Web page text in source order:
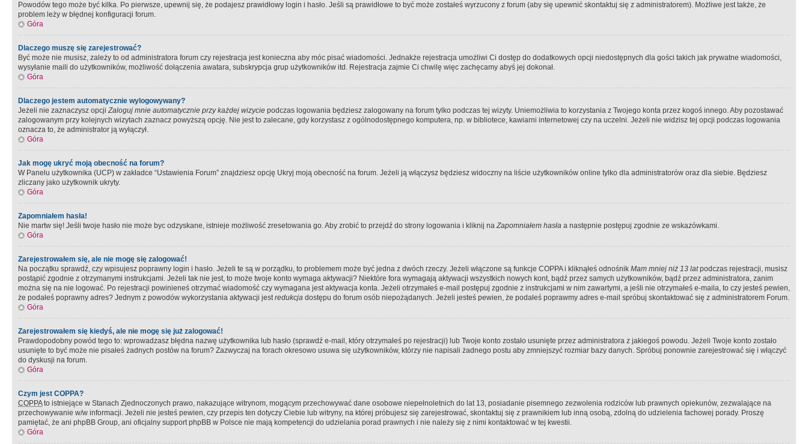
Powodów tego może być kilka. Po pierwsze, upewnij się, że podajesz prawidłowy login i hasło. Jeśli są prawidłowe to być może zostałeś wyrzucony z forum (aby się upewnić skontaktuj się z administratorem). Możliwe jest także, że
problem leży w błędnej konfiguracji forum.
Góra
Dlaczego muszę się zarejestrować?
Być może nie musisz, zależy to od administratora forum czy rejestracja jest konieczna aby móc pisać wiadomości. Jednakże rejestracja umożliwi Ci dostęp do dodatkowych opcji niedostępnych dla gości takich jak prywatne wiadomości,
wysyłanie maili do użytkowników, możliwość dołączenia awatara, subskrypcja grup użytkowników itd. Rejestracja zajmie Ci chwilę więc zachęcamy abyś jej dokonał.
Góra
Dlaczego jestem automatycznie wylogowywany?
Jeżeli nie zaznaczysz opcjiZaloguj mnie automatycznie przy każdej wizycie podczas logowania będziesz zalogowany na forum tylko podczas tej wizyty. Uniemożliwia to korzystania z Twojego konta przez kogoś innego. Aby pozostawać
zalogowanym przy kolejnych wizytach zaznacz powyższą opcję. Nie jest to zalecane, gdy korzystasz z ogólnodostępnego komputera, np. w bibliotece, kawiarni internetowej czy na uczelni. Jeżeli nie widzisz tej opcji podczas logowania
oznacza to, że administrator ją wyłączył.
Góra
Jak mogę ukryć moją obecność na forum?
W Panelu użytkownika (UCP) w zakładce “Ustawienia Forum” znajdziesz opcję Ukryj moją obecność na forum. Jeżeli ją włączysz będziesz widoczny na liście użytkowników online tylko dla administratorów oraz dla siebie. Będziesz
zliczany jako użytkownik ukryty.
Góra
Zapomniałem hasła!
Nie martw się! Jeśli twoje hasło nie może byc odzyskane, istnieje możliwość zresetowania go. Aby zrobić to przejdź do strony logowania i kliknij naZapomniałem hasła a następnie postępuj zgodnie ze wskazówkami.
Góra
Zarejestrowałem się, ale nie mogę się zalogować!
Na początku sprawdź, czy wpisujesz poprawny login i hasło. Jeżeli te są w porządku, to problemem może być jedna z dwóch rzeczy. Jeżeli włączone są funkcje COPPA i kliknąłeś odnośnik Mam mniej niż 13 latpodczas rejestracji, musisz
postąpić zgodnie z otrzymanymi instrukcjami. Jeżeli tak nie jest, to może twoje konto wymaga aktywacji? Niektóre fora wymagają aktywacji wszystkich nowych kont, bądź przez samych użytkowników, bądź przez administratora, zanim
można się na nie logować. Po rejestracji powinieneś otrzymać wiadomość czy wymagana jest aktywacja konta. Jeżeli otrzymałeś e-mail postępuj zgodnie z instrukcjami w nim zawartymi, a jeśli nie otrzymałeś e-maila, to czy jesteś pewien,
że podałeś poprawny adres? Jednym z powodów wykorzystania aktywacji jestredukcja dostępu do forum osób niepożądanych. Jeżeli jesteś pewien, że podałeś poprawmy adres e-mail spróbuj skontaktować się z administratorem Forum.
Góra
Zarejestrowałem się kiedyś, ale nie mogę się już zalogować!
Prawdopodobny powód tego to: wprowadzasz błędna nazwę użytkownika lub hasło (sprawdź e-mail, który otrzymałeś po rejestracji) lub Twoje konto zostało usunięte przez administratora z jakiegoś powodu. Jeżeli Twoje konto zostało
usunięte to być może nie pisałeś żadnych postów na forum? Zazwyczaj na forach okresowo usuwa się użytkowników, którzy nie napisali żadnego postu aby zmniejszyć rozmiar bazy danych. Spróbuj ponownie zarejestrować się i włączyć
do dyskusji na forum.
Góra
Czym jest COPPA?
COPPAto istniejące w Stanach Zjednoczonych prawo, nakazujące witrynom, mogącym przechowywać dane osobowe niepełnoletnich do lat 13, posiadanie pisemnego zezwolenia rodziców lub prawnych opiekunów, zezwalające na
przechowywanie w/w informacji. Jeżeli nie jesteś pewien, czy przepis ten dotyczy Ciebie lub witryny, na której próbujesz się zarejestrować, skontaktuj się z prawnikiem lub inną osobą, zdolną do udzielenia fachowej porady. Proszę
pamiętać, że ani phpBB Group, ani oficjalny support phpBB w Polsce nie mają kompetencji do udzielania porad prawnych i nie należy się z nimi kontaktować w tej kwestii.
Góra